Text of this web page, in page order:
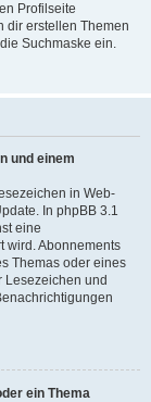
Profilseite
dir erstellen Themen
Suchmaske ein.
und einem
in Web-
In phpBB 3.1
eine
wird. Abonnements
Themas oder eines
Lesezeichen und
ein Thema